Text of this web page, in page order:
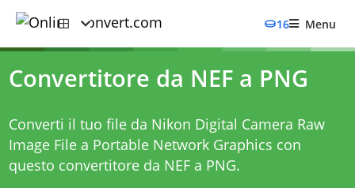
16 Menu
Convertitore da NEF a PNG
Converti il tuo file da Nikon Digital Camera Raw
Image File a Portable Network Graphics con
questo convertitore da NEF a PNG.